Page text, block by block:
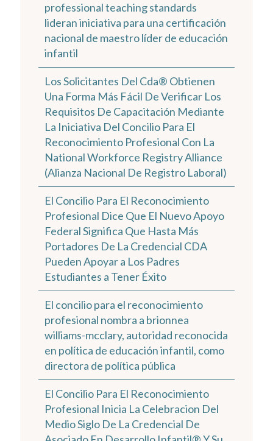
professional teaching standards
lideran iniciativa para una certificación
nacional de maestro líder de educación
infantil
Los Solicitantes Del Cda® Obtienen
Una Forma Más Fácil De Verificar Los
Requisitos De Capacitación Mediante
La Iniciativa Del Concilio Para El
Reconocimiento Profesional Con La
National Workforce Registry Alliance
(Alianza Nacional De Registro Laboral)
El Concilio Para El Reconocimiento
Profesional Dice Que El Nuevo Apoyo
Federal Significa Que Hasta Más
Portadores De La Credencial CDA
Pueden Apoyar a Los Padres
Estudiantes a Tener Éxito
El concilio para el reconocimiento
profesional nombra a brionnea
williams-mcclary, autoridad reconocida
en política de educación infantil, como
directora de política pública
El Concilio Para El Reconocimiento
Profesional Inicia La Celebracion Del
Medio Siglo De La Credencial De